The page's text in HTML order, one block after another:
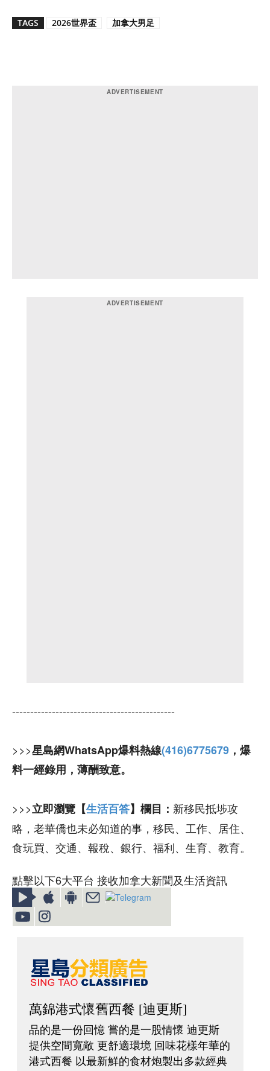
TAGS 2026世界盃 加拿大男足
---------------------------------------------
>>>星島網WhatsApp爆料熱線(416)6775679 ，爆
料一經錄用，薄酬致意。
>>>立即瀏覽【生活百答】欄目： 新移民抵埗攻
略，老華僑也未必知道的事，移民、工作、居住、
食玩買、交通、報稅、銀行、福利、生育、教育。
點擊以下6大平台 接收加拿大新聞及生活資訊